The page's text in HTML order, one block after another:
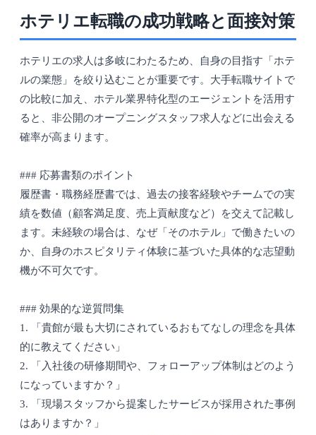
ホテリエ転職の成功戦略と面接対策
ホテリエの求人は多岐にわたるため、自身の目指す「ホテ
ルの業態」を絞り込むことが重要です。大手転職サイトで
の比較に加え、ホテル業界特化型のエージェントを活用す
ると、非公開のオープニングスタッフ求人などに出会える
確率が高まります。
### 応募書類のポイント
履歴書・職務経歴書では、過去の接客経験やチームでの実
績を数値（顧客満足度、売上貢献度など）を交えて記載し
ます。未経験の場合は、なぜ「そのホテル」で働きたいの
か、自身のホスピタリティ体験に基づいた具体的な志望動
機が不可欠です。
### 効果的な逆質問集
1. 「貴館が最も大切にされているおもてなしの理念を具体
的に教えてください」
2. 「入社後の研修期間や、フォローアップ体制はどのよう
になっていますか？」
3. 「現場スタッフから提案したサービスが採用された事例
はありますか？」